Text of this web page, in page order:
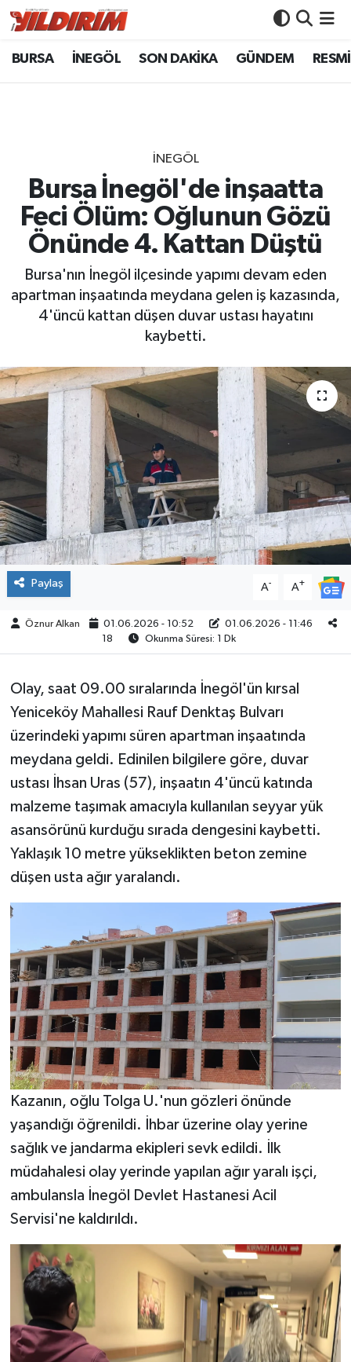
BURSA İNEGÖL SON DAKİKA GÜNDEM
İNEGÖL
Bursa İnegöl'de inşaatta
Feci Ölüm: Oğlunun Gözü
Önünde 4. Kattan Düştü
Bursa'nın İnegöl ilçesinde yapımı devam eden
apartman inşaatında meydana gelen iş kazasında,
4'üncü kattan düşen duvar ustası hayatını
kaybetti.
Paylaş A- A+
Öznur Alkan 01.06.2026 - 10:52
01.06.2026 - 11:46
18
Okunma Süresi: 1 Dk
Olay, saat 09.00 sıralarında İnegöl'ün kırsal
Yeniceköy Mahallesi Rauf Denktaş Bulvarı
üzerindeki yapımı süren apartman inşaatında
meydana geldi. Edinilen bilgilere göre, duvar
ustası İhsan Uras (57), inşaatın 4'üncü katında
malzeme taşımak amacıyla kullanılan seyyar yük
asansörünü kurduğu sırada dengesini kaybetti.
Yaklaşık 10 metre yükseklikten beton zemine
düşen usta ağır yaralandı.
Kazanın, oğlu Tolga U.'nun gözleri önünde
yaşandığı öğrenildi. İhbar üzerine olay yerine
sağlık ve jandarma ekipleri sevk edildi. İlk
müdahalesi olay yerinde yapılan ağır yaralı işçi,
ambulansla İnegöl Devlet Hastanesi Acil
Servisi'ne kaldırıldı.
BURSA
GÜNDEM
RESMİ İLANLAR
SİYASET
SPOR
Bursa Nöbetçi Eczaneler
Bursa Trafik Yoğunluk Haritası
Süper Lig Puan Durumu ve Fikstür
Son Dakika Haberleri